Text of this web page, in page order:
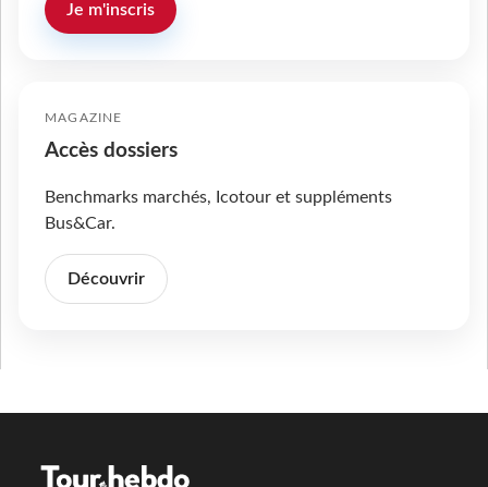
Je m'inscris
MAGAZINE
Accès dossiers
Benchmarks marchés, Icotour et suppléments
Bus&Car.
Découvrir